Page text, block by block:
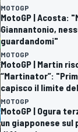
MOTOGP
MotoGP | Acosta:
Giannantonio,
guardandomi"
MOTOGP
MotoGP | Martin
“Martinator”:
capisco il limite
MOTOGP
MotoGP | Ogura
un giapponese